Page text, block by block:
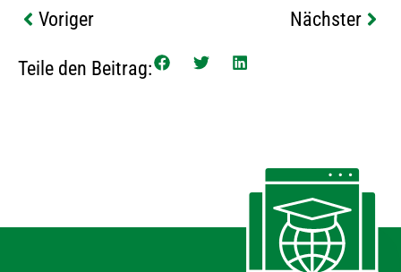
Voriger
Nächster
Teile den Beitrag: